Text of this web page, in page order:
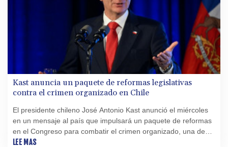
Kast anuncia un paquete de reformas legislativas
contra el crimen organizado en Chile
El presidente chileno José Antonio Kast anunció el miércoles
en un mensaje al país que impulsará un paquete de reformas
en el Congreso para combatir el crimen organizado, una de
sus principales promesas de campaña.
LEE MAS